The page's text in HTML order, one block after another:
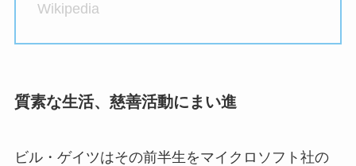
Wikipedia
質素な生活、慈善活動にまい進
ビル・ゲイツはその前半生をマイクロソフト社の